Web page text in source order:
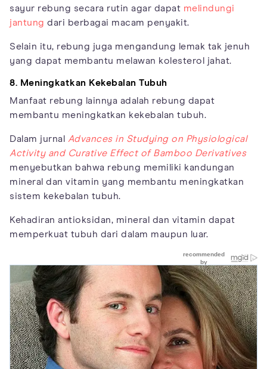
sayur rebung secara rutin agar dapat melindungi
jantung dari berbagai macam penyakit.
Selain itu, rebung juga mengandung lemak tak jenuh
yang dapat membantu melawan kolesterol jahat.
8. Meningkatkan Kekebalan Tubuh
Manfaat rebung lainnya adalah rebung dapat
membantu meningkatkan kekebalan tubuh.
Dalam jurnal Advances in Studying on Physiological
Activity and Curative Effect of Bamboo Derivatives
menyebutkan bahwa rebung memiliki kandungan
mineral dan vitamin yang membantu meningkatkan
sistem kekebalan tubuh.
Kehadiran antioksidan, mineral dan vitamin dapat
memperkuat tubuh dari dalam maupun luar.